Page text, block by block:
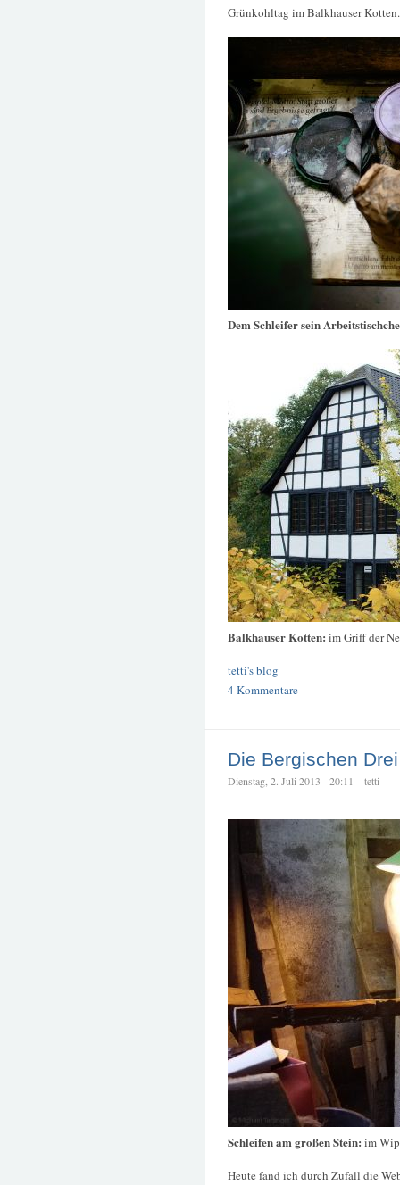
Grünkohltag im Balkhauser
Dem Schleifer sein
Balkhauser Kotten: im Griff der
tetti's blog
4 Kommentare
Die Bergischen Drei
Dienstag, 2. Juli 2013 - 20:11 – tetti
Schleifen am großen Stein: im
Heute fand ich durch Zufall die